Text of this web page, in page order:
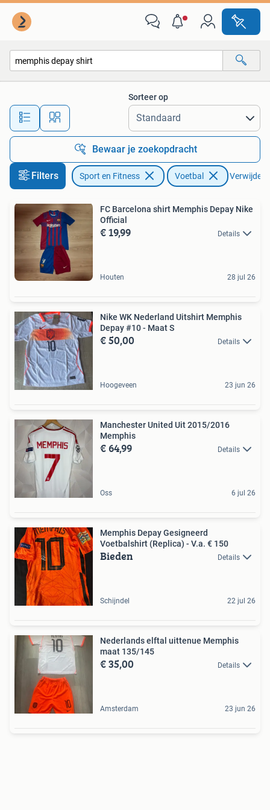
Alle afstanden…
Sorteer op
Bewaar je zoekopdracht
Filters Sport en Fitness Voetbal Verwijder
FC Barcelona shirt Memphis Depay Nike
Official
€ 19,99 Details
Houten 28 jul 26
Nike WK Nederland Uitshirt Memphis
Depay #10 - Maat S
€ 50,00 Details
Hoogeveen 23 jun 26
Manchester United Uit 2015/2016
Memphis
€ 64,99 Details
Oss 6 jul 26
Memphis Depay Gesigneerd
Voetbalshirt (Replica) - V.a. € 150
Bieden Details
Schijndel 22 jul 26
Nederlands elftal uittenue Memphis
maat 135/145
€ 35,00 Details
Amsterdam 23 jun 26